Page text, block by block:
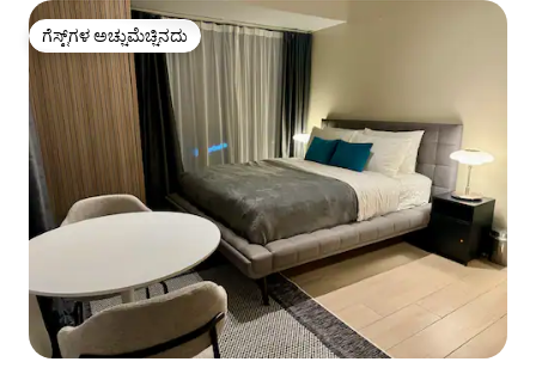
ಗೆಸ್ಟ್‌ಗಳ ಅಚ್ಚುಮೆಚ್ಚಿನದು
ಗೆಸ್ಟ್‌ಗಳ ಅಚ್ಚುಮೆಚ್ಚಿನದು